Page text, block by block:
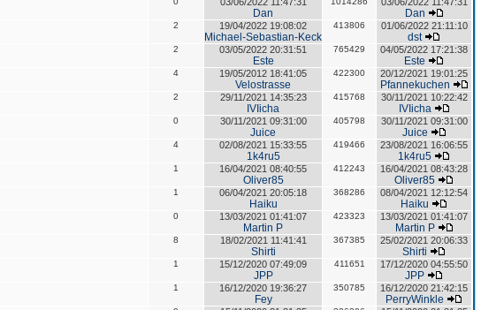
Dan Dan
2 19/04/2022 19:08:02
Michael-Sebastian-Keck
413806 01/06/2022 21:11:10
dst
2 03/05/2022 20:31:51
Este
765429 04/05/2022 17:21:38
Este
4 19/05/2012 18:41:05
Velostrasse
422300 20/12/2021 19:01:25
Pfannekuchen
2 29/11/2021 14:35:23
IVIicha
415768 30/11/2021 10:22:42
IVIicha
0 30/11/2021 09:31:00
Juice
405798 30/11/2021 09:31:00
Juice
4 02/08/2021 15:33:55
1k4ru5
419466 23/08/2021 16:06:55
1k4ru5
1 16/04/2021 08:40:55
Oliver85
412243 16/04/2021 08:43:28
Oliver85
1 06/04/2021 20:05:18
Haiku
368286 08/04/2021 12:12:54
Haiku
0 13/03/2021 01:41:07
Martin P
423323 13/03/2021 01:41:07
Martin P
8 18/02/2021 11:41:41
Shirti
367385 25/02/2021 20:06:33
Shirti
1 15/12/2020 07:49:09
JPP
411651 17/12/2020 04:55:50
JPP
1 16/12/2020 19:36:27
Fey
350785 16/12/2020 21:42:15
PerryWinkle